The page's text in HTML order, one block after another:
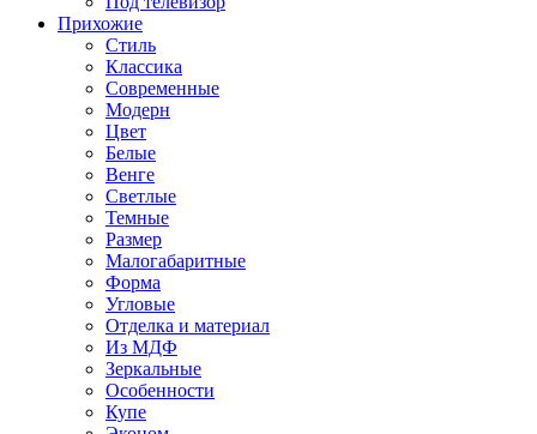
Прихожие
Стиль
Классика
Современные
Модерн
Цвет
Белые
Венге
Светлые
Темные
Размер
Малогабаритные
Форма
Угловые
Отделка и материал
Из МДФ
Зеркальные
Особенности
Купе